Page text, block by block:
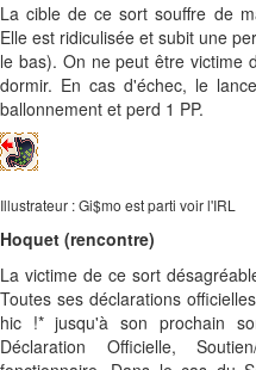
La cible de ce sort souffre de
Elle est ridiculisée et subit une
le bas). On ne peut être victime
dormir. En cas d'échec, le
ballonnement et perd 1 PP.
Illustrateur : Gi$mo est parti voir l'IRL
Hoquet (rencontre)
La victime de ce sort
Toutes ses déclarations
hic !* jusqu'à son prochain
Déclaration Officielle,